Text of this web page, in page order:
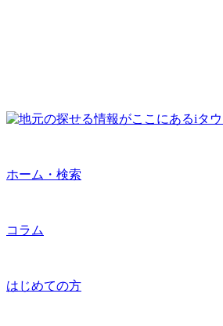
ホーム・検索
コラム
はじめての方